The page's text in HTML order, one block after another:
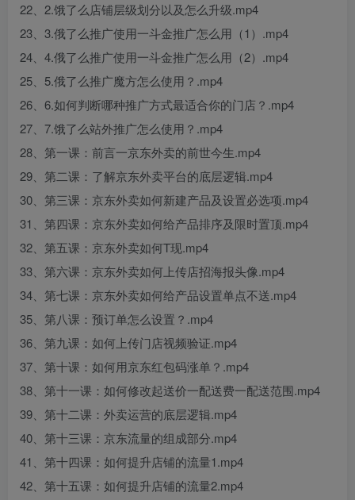
22、2.饿了么店铺层级划分以及怎么升级.mp4
23、3.俄了么推广使用一斗金推广怎么用（1）.mp4
24、4.俄了么推广使用一斗金推广怎么用（2）.mp4
25、5.俄了么推广魔方怎么使用？.mp4
26、6.如何判断哪种推广方式最适合你的门店？.mp4
27、7.饿了么站外推广怎么使用？.mp4
28、第一课：前言一京东外卖的前世今生.mp4
29、第二课：了解京东外卖平台的底层逻辑.mp4
30、第三课：京东外卖如何新建产品及设置必选项.mp4
31、第四课：京东外卖如何给产品排序及限时置顶.mp4
32、第五课：京东外卖如何T现.mp4
33、第六课：京东外卖如何上传店招海报头像.mp4
34、第七课：京东外卖如何给产品设置单点不送.mp4
35、第八课：预订单怎么设置？.mp4
36、第九课：如何上传门店视频验证.mp4
37、第十课：如何用京东红包码涨单？.mp4
38、第十一课：如何修改起送价一配送费一配送范围.mp4
39、第十二课：外卖运营的底层逻辑.mp4
40、第十三课：京东流量的组成部分.mp4
41、第十四课：如何提升店铺的流量1.mp4
42、第十五课：如何提升店铺的流量2.mp4